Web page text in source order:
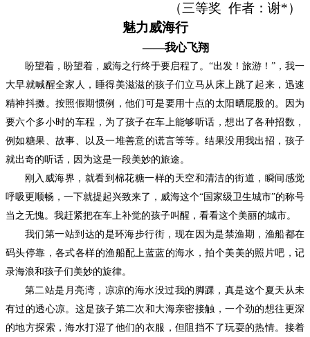
（三等奖 作者： 谢*）
魅力威海行
——我心飞翔
盼望着，盼望着，威海之行终于要启程了。 “出发！旅游！”，我一
大早就喊醒全家人，睡得美滋滋的孩子们立马从床上跳了起来，迅速
精神抖擞。按照假期惯例，他们可是要用十点的太阳晒屁股的。因为
要六个多小时的车程，为了孩子在车上能够听话，想出了各种招数，
例如糖果、故事、以及一堆善意的谎言等等。结果没用我出招，孩子
就出奇的听话，因为这是一段美妙的旅途。
刚入威海界，就看到棉花糖一样的天空和清洁的街道，瞬间感觉
呼吸更顺畅，一下就提起兴致来了，威海这个“国家级卫生城市”的称号
当之无愧。我赶紧把在车上补觉的孩子叫醒，看看这个美丽的城市。
我们第一站到达的是环海步行街，现在因为是禁渔期，渔船都在
码头停靠，各式各样的渔船配上蓝蓝的海水，拍个美美的照片吧，记
录海浪和孩子们美妙的旋律。
第二站是月亮湾，凉凉的海水没过我的脚踝，真是这个夏天从未
有过的透心凉。这是孩子第二次和大海亲密接触，一个劲的想往更深
的地方探索，海水打湿了他们的衣服，但阻挡不了玩耍的热情。接着